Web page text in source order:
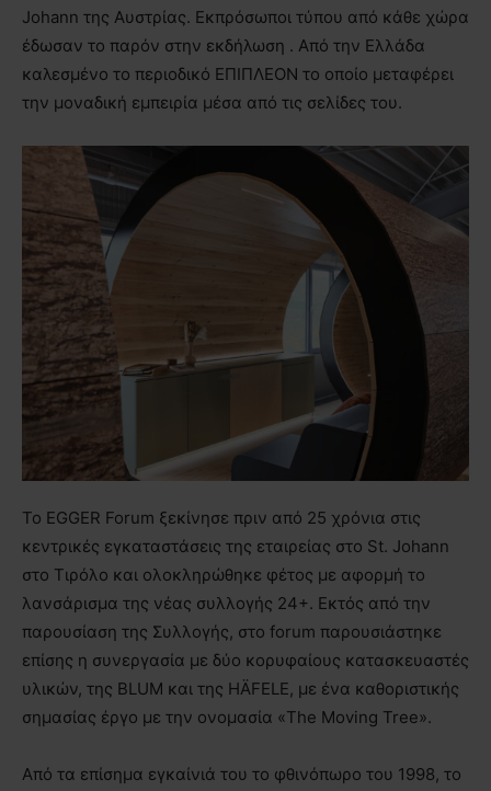
Johann της Αυστρίας. Εκπρόσωποι τύπου από κάθε χώρα
έδωσαν το παρόν στην εκδήλωση . Από την Ελλάδα
καλεσμένο το περιοδικό ΕΠΙΠΛΕΟΝ το οποίο μεταφέρει
την μοναδική εμπειρία μέσα από τις σελίδες του.
Το EGGER Forum ξεκίνησε πριν από 25 χρόνια στις
κεντρικές εγκαταστάσεις της εταιρείας στο St. Johann
στο Τιρόλο και ολοκληρώθηκε φέτος με αφορμή το
λανσάρισμα της νέας συλλογής 24+. Εκτός από την
παρουσίαση της Συλλογής, στο forum παρουσιάστηκε
επίσης η συνεργασία με δύο κορυφαίους κατασκευαστές
υλικών, της BLUM και της HÄFELE, με ένα καθοριστικής
σημασίας έργο με την ονομασία «The Moving Tree».
Από τα επίσημα εγκαίνιά του το φθινόπωρο του 1998, το